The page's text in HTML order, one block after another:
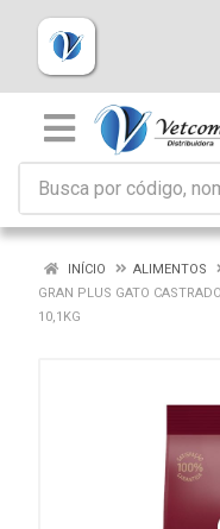
INÍCIO ALIMENTOS
GRAN PLUS GATO
10,1KG